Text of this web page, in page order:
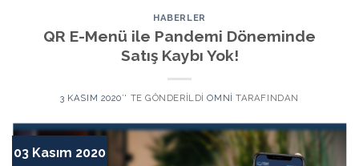
HABERLER
QR E-Menü ile Pandemi Döneminde
Satış Kaybı Yok!
3 KASIM 2020’' TE GÖNDERILDI OMNI TARAFINDAN
03 Kasım 2020